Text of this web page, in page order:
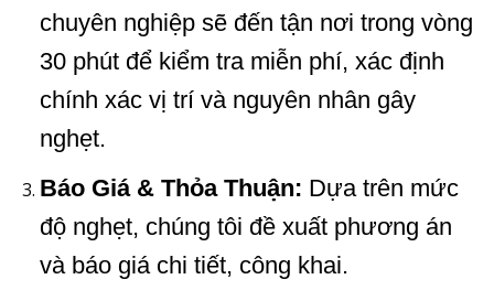
chuyên nghiệp sẽ đến tận nơi trong vòng
30 phút để kiểm tra miễn phí, xác định
chính xác vị trí và nguyên nhân gây
nghẹt.
Báo Giá & Thỏa Thuận: Dựa trên mức
độ nghẹt, chúng tôi đề xuất phương án
và báo giá chi tiết, công khai.